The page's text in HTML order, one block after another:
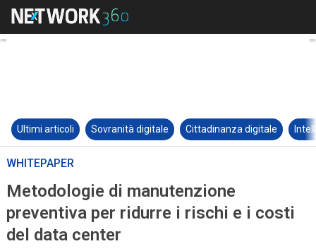
Ultimi articoli Sovranità digitale Cittadinanza digitale
WHITEPAPER
Metodologie di manutenzione
preventiva per ridurre i rischi e i costi
del data center